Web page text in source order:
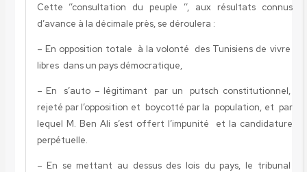
Cette ‘’consultation du peuple ’’, aux résultats connus
d’avance à la décimale près, se déroulera :
– En opposition totale à la volonté des Tunisiens de vivre
libres dans un pays démocratique,
– En s’auto – légitimant par un putsch constitutionnel,
rejeté par l’opposition et boycotté par la population, et par
lequel M. Ben Ali s’est offert l’impunité et la candidature
perpétuelle.
– En se mettant au dessus des lois du pays, le tribunal